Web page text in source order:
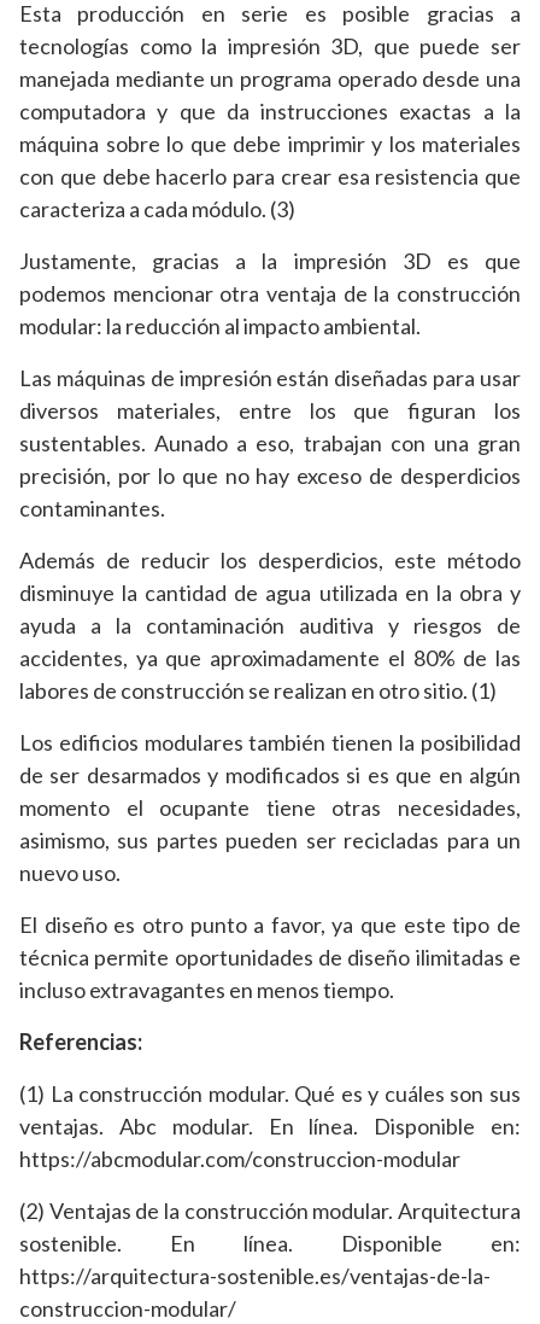
Esta producción en serie es posible gracias a
tecnologías como la impresión 3D, que puede ser
manejada mediante un programa operado desde una
computadora y que da instrucciones exactas a la
máquina sobre lo que debe imprimir y los materiales
con que debe hacerlo para crear esa resistencia que
caracteriza a cada módulo. (3)
Justamente, gracias a la impresión 3D es que
podemos mencionar otra ventaja de la construcción
modular: la reducción al impacto ambiental.
Las máquinas de impresión están diseñadas para usar
diversos materiales, entre los que figuran los
sustentables. Aunado a eso, trabajan con una gran
precisión, por lo que no hay exceso de desperdicios
contaminantes.
Además de reducir los desperdicios, este método
disminuye la cantidad de agua utilizada en la obra y
ayuda a la contaminación auditiva y riesgos de
accidentes, ya que aproximadamente el 80% de las
labores de construcción se realizan en otro sitio. (1)
Los edificios modulares también tienen la posibilidad
de ser desarmados y modificados si es que en algún
momento el ocupante tiene otras necesidades,
asimismo, sus partes pueden ser recicladas para un
nuevo uso.
El diseño es otro punto a favor, ya que este tipo de
técnica permite oportunidades de diseño ilimitadas e
incluso extravagantes en menos tiempo.
Referencias:
(1) La construcción modular. Qué es y cuáles son sus
ventajas. Abc modular. En línea. Disponible en:
https://abcmodular.com/construccion-modular
(2) Ventajas de la construcción modular. Arquitectura
sostenible. En línea. Disponible en:
https://arquitectura-sostenible.es/ventajas-de-la-
construccion-modular/